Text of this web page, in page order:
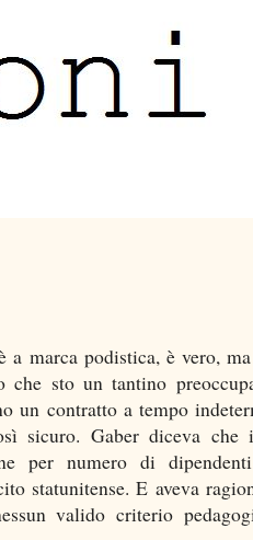
a marca podistica, è vero,
che sto un tantino
un contratto a tempo
sicuro. Gaber diceva
per numero di
statunitense. E aveva
valido criterio